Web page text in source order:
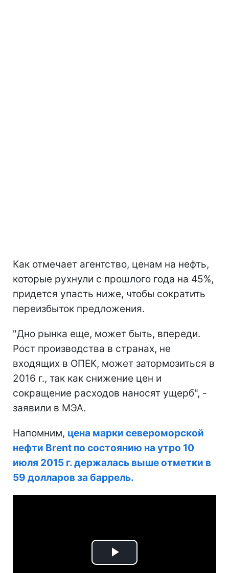
Как отмечает агентство, ценам на нефть,
которые рухнули с прошлого года на 45%,
придется упасть ниже, чтобы сократить
переизбыток предложения.
"Дно рынка еще, может быть, впереди.
Рост производства в странах, не
входящих в ОПЕК, может затормозиться в
2016 г., так как снижение цен и
сокращение расходов наносят ущерб", -
заявили в МЭА.
Напомним, цена марки североморской
нефти Brent по состоянию на утро 10
июля 2015 г. держалась выше отметки в
59 долларов за баррель.
Play